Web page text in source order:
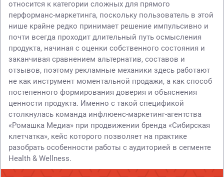
относится к категории сложных для прямого
перформанс-маркетинга, поскольку пользователь в этой
нише крайне редко принимает решение импульсивно и
почти всегда проходит длительный путь осмысления
продукта, начиная с оценки собственного состояния и
заканчивая сравнением альтернатив, составов и
отзывов, поэтому рекламные механики здесь работают
не как инструмент моментальной продажи, а как способ
постепенного формирования доверия и объяснения
ценности продукта. Именно с такой спецификой
столкнулась команда инфлюенс-маркетинг-агентства
«Ромашка Медиа» при продвижении бренда «Сибирская
клетчатка», кейс которого позволяет на практике
разобрать особенности работы с аудиторией в сегменте
Health & Wellness.